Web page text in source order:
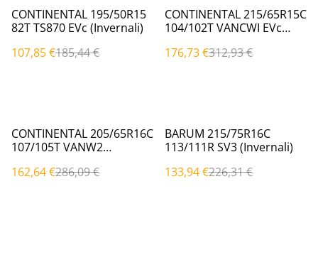
%
CONTINENTAL 195/50R15
82T TS870 EVc (Invernali)
107,85 €185,44 €
%
CONTINENTAL 215/65R15C
104/102T VANCWI EVc
176,73 €312,93 €
%
CONTINENTAL 205/65R16C
107/105T VANW2
162,64 €286,09 €
%
BARUM 215/75R16C
113/111R SV3 (Invernali)
133,94 €226,31 €